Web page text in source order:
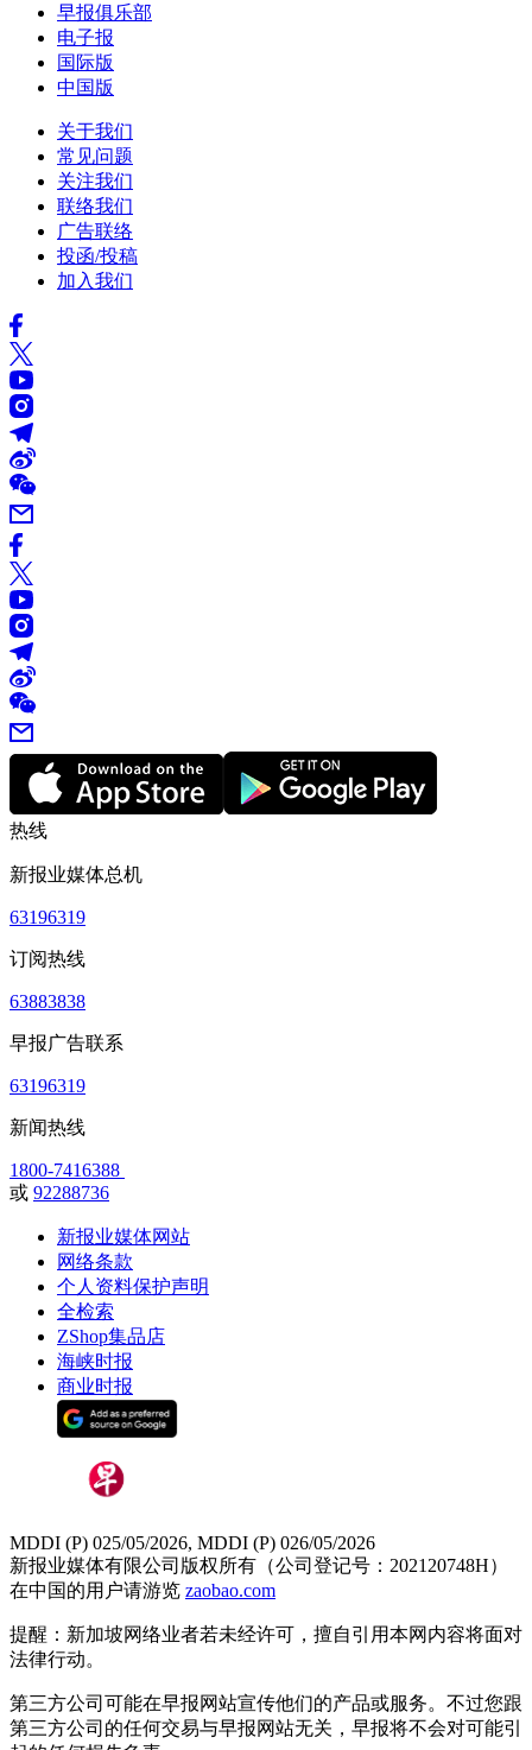
早报俱乐部
电子报
国际版
中国版
关于我们
常见问题
关注我们
联络我们
广告联络
投函/投稿
加入我们
热线
新报业媒体总机
63196319
订阅热线
63883838
早报广告联系
63196319
新闻热线
1800-7416388
或 92288736
新报业媒体网站
网络条款
个人资料保护声明
全检索
ZShop集品店
海峡时报
商业时报
MDDI (P) 025/05/2026, MDDI (P) 026/05/2026
新报业媒体有限公司版权所有（公司登记号：202120748H）
在中国的用户请游览 zaobao.com
提醒：新加坡网络业者若未经许可，擅自引用本网内容将面对
法律行动。
第三方公司可能在早报网站宣传他们的产品或服务。不过您跟
第三方公司的任何交易与早报网站无关，早报将不会对可能引